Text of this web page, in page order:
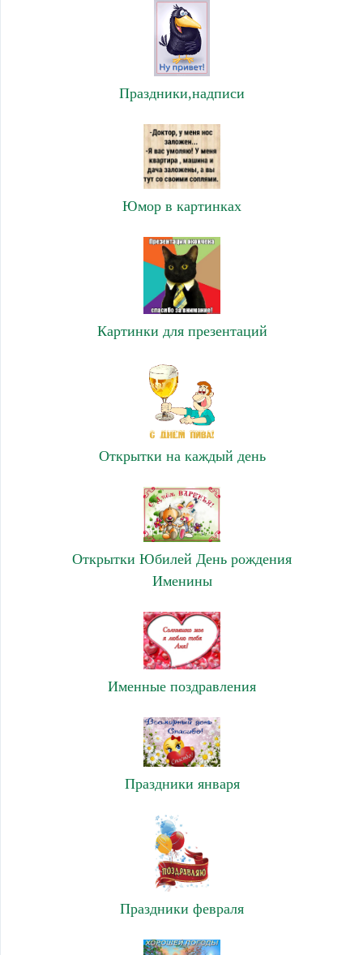
Праздники,надписи
Юмор в картинках
Картинки для презентаций
Открытки на каждый день
Открытки Юбилей День рождения
Именины
Именные поздравления
Праздники января
Праздники февраля